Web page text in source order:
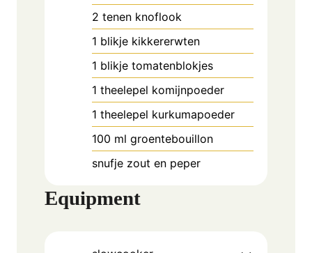
2 tenen knoflook
1 blikje kikkererwten
1 blikje tomatenblokjes
1 theelepel komijnpoeder
1 theelepel kurkumapoeder
100 ml groentebouillon
snufje zout en peper
Equipment